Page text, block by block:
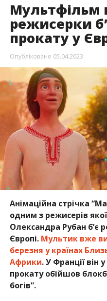
Мультфільм
режисерки
прокату у
Опубліковано 05.04.2023
Анімаційна стрічка
одним з режисерів
Олександра Рубан б’є
Європі. Мультик вже
березня у країнах
Африки. У Франції він
прокату обійшов
богів”.